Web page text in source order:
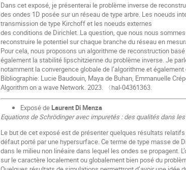
Dans cet exposé, je présenterai le problème inverse de
des ondes 1D posée sur un réseau de type arbre. Les noeuds
transmission de type Kirchoff et les noeuds externes
des conditions de Dirichlet. La question, que nous nous
reconstruire le potentiel sur chaque branche du réseau en
Pour cela, nous proposons un algorithme de reconstruction
également la stabilité lipschitzienne du problème inverse. Je
notamment la convergence globale de l’algorithme et
Bibliographie: Lucie Baudouin, Maya de Buhan, Emmanuelle
Algorithm on a wave Network. 2023. 〈hal-04361363.
Exposé deLaurent Di Menza
Equations de Schrödinger avec impuretés : des qualités dans
Le but de cet exposé est de présenter quelques résultats
défaut porté par une hypersurface. Ce terme de type masse de
dans le milieu non linéaire dans lequel les ondes se propagent.
sur le caractère localement ou globalement bien posé du